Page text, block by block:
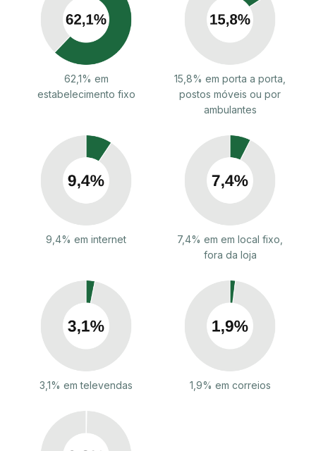
62,1% em
estabelecimento fixo
15,8% em porta a porta,
postos móveis ou por
ambulantes
9,4% em internet
7,4% em em local fixo,
fora da loja
3,1% em televendas 1,9% em correios